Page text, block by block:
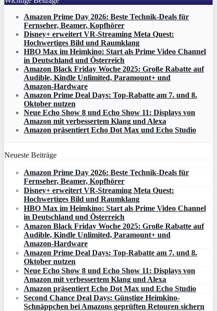
Amazon Prime Day 2026: Beste Technik-Deals für
Fernseher, Beamer, Kopfhörer
Disney+ erweitert VR‑Streaming Meta Quest:
Hochwertiges Bild und Raumklang
HBO Max im Heimkino: Start als Prime Video Channel
in Deutschland und Österreich
Amazon Black Friday Woche 2025: Große Rabatte auf
Audible, Kindle Unlimited, Paramount+ und
Amazon‑Hardware
Amazon Prime Deal Days: Top-Rabatte am 7. und 8.
Oktober nutzen
Neue Echo Show 8 und Echo Show 11: Displays von
Amazon mit verbessertem Klang und Alexa
Amazon präsentiert Echo Dot Max und Echo Studio
Neueste Beiträge
Amazon Prime Day 2026: Beste Technik-Deals für
Fernseher, Beamer, Kopfhörer
Disney+ erweitert VR‑Streaming Meta Quest:
Hochwertiges Bild und Raumklang
HBO Max im Heimkino: Start als Prime Video Channel
in Deutschland und Österreich
Amazon Black Friday Woche 2025: Große Rabatte auf
Audible, Kindle Unlimited, Paramount+ und
Amazon‑Hardware
Amazon Prime Deal Days: Top-Rabatte am 7. und 8.
Oktober nutzen
Neue Echo Show 8 und Echo Show 11: Displays von
Amazon mit verbessertem Klang und Alexa
Amazon präsentiert Echo Dot Max und Echo Studio
Second Chance Deal Days: Günstige Heimkino-
Schnäppchen bei Amazons geprüften Retouren sichern